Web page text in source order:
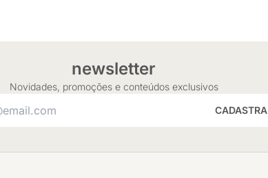
newsletter
Novidades, promoções e conteúdos exclusivos